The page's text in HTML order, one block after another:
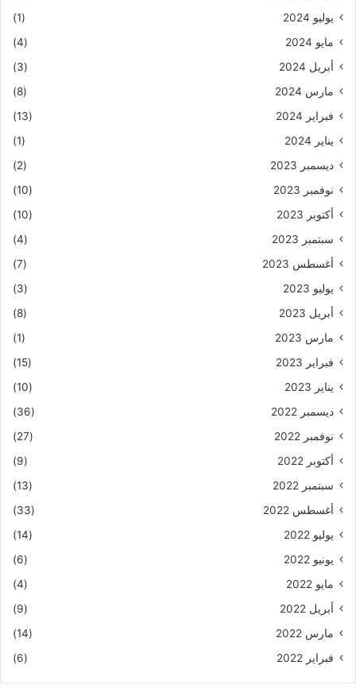
يوليو 2024
(1)
مايو 2024
(4)
أبريل 2024
(3)
مارس 2024
(8)
فبراير 2024
(13)
يناير 2024
(1)
ديسمبر 2023
(2)
نوفمبر 2023
(10)
أكتوبر 2023
(10)
سبتمبر 2023
(4)
أغسطس 2023
(7)
يوليو 2023
(3)
أبريل 2023
(8)
مارس 2023
(1)
فبراير 2023
(15)
يناير 2023
(10)
ديسمبر 2022
(36)
نوفمبر 2022
(27)
أكتوبر 2022
(9)
سبتمبر 2022
(13)
أغسطس 2022
(33)
يوليو 2022
(14)
يونيو 2022
(6)
مايو 2022
(4)
أبريل 2022
(9)
مارس 2022
(14)
فبراير 2022
(6)